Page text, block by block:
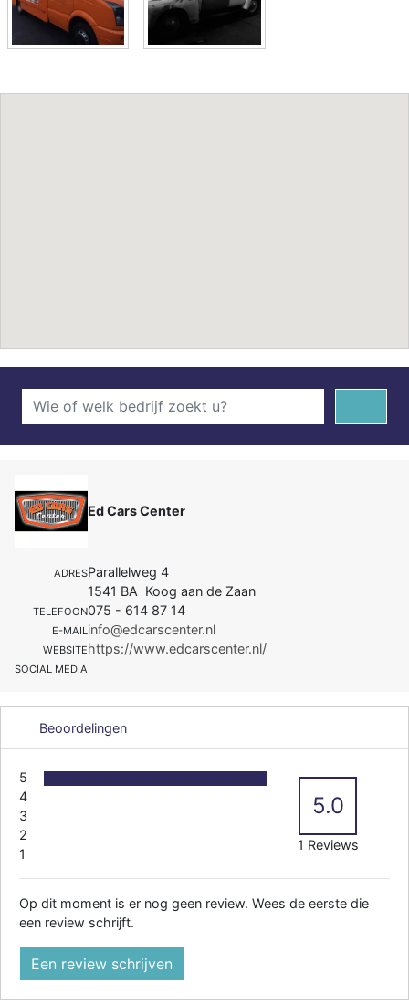
Ed Cars Center
ADRESParallelweg 4
1541 BA Koog aan de Zaan
TELEFOON075 - 614 87 14
E-MAILinfo@edcarscenter.nl
WEBSITEhttps://www.edcarscenter.nl/
SOCIAL MEDIA
Beoordelingen
5
4
3
2
1
5.0
1 Reviews
Op dit moment is er nog geen review. Wees de eerste die
een review schrijft.
Een review schrijven